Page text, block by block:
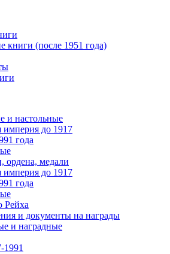
книги (после 1951 года)
и настольные
империя до 1917
года
ордена, медали
империя до 1917
года
Рейха
и документы на награды
и наградные